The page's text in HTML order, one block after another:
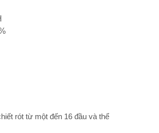
rót từ một đến 16 đầu và thể